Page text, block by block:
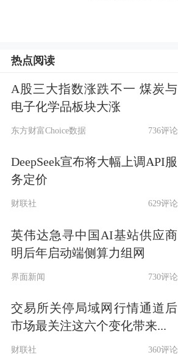
热点阅读
A股三大指数涨跌不一 煤炭与
电子化学品板块大涨
东方财富Choice数据 736评论
DeepSeek宣布将大幅上调API服
务定价
财联社 629评论
英伟达急寻中国AI基站供应商
明后年启动端侧算力组网
界面新闻 730评论
交易所关停局域网行情通道后
市场最关注这六个变化带来...
财联社 360评论